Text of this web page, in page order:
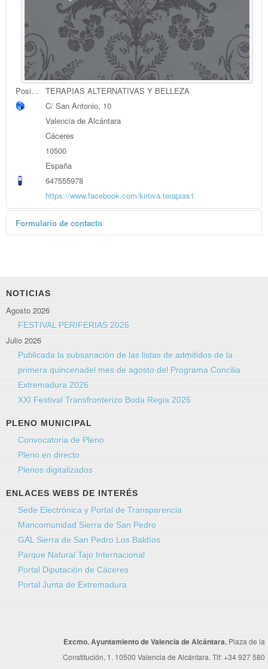
Posición:
TERAPIAS ALTERNATIVAS Y BELLEZA
C/ San Antonio, 10
Valencia de Alcántara
Cáceres
10500
España
647555978
https://www.facebook.com/kirova.terapias1
Formulario de contacto
Nombre*
Correo electrónico*
Asunto*
Envíeme una copia (opcional)
NOTICIAS
Agosto 2026
FESTIVAL PERIFERIAS 2026
Julio 2026
Publicada la subsanación de las listas de admitidos de la
primera quincenadel mes de agosto del Programa Concilia
Extremadura 2026
XXI Festival Transfronterizo Boda Regia 2026
PLENO MUNICIPAL
Convocatoria de Pleno
Pleno en directo
Plenos digitalizados
ENLACES WEBS DE INTERÉS
Sede Electrónica y Portal de Transparencia
Mancomunidad Sierra de San Pedro
GAL Sierra de San Pedro Los Baldíos
Parque Natural Tajo Internacional
Portal Diputación de Cáceres
Portal Junta de Extremadura
Excmo. Ayuntamiento de Valencia de Alcántara. Plaza de la
Constitución, 1. 10500 Valencia de Alcántara. Tlf: +34 927 580